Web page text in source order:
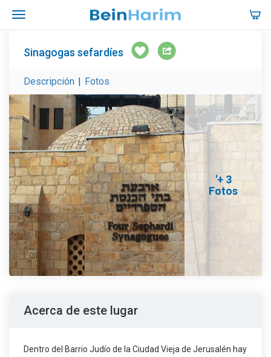
Sinagogas sefardíes
Descripción | Fotos
'+ 3
Fotos
Acerca de este lugar
Dentro del Barrio Judío de la Ciudad Vieja de Jerusalén hay